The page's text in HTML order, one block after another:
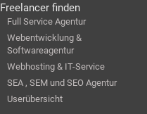
Freelancer finden
Full Service Agentur
Webentwicklung &
Softwareagentur
Webhosting & IT-Service
SEA , SEM und SEO Agentur
Userübersicht